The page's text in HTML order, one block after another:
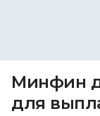
Минфин
для